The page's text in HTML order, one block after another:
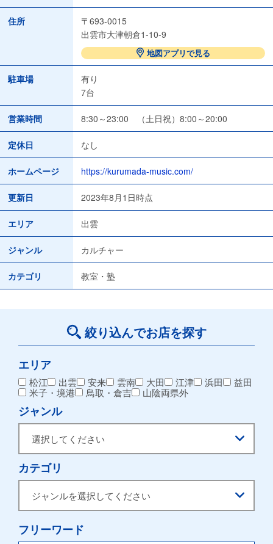
住所
〒693-0015
出雲市大津朝倉1-10-9
地図アプリで見る
駐車場
有り
7台
営業時間 8:30～23:00 （土日祝）8:00～20:00
定休日 なし
ホームページ https://kurumada-music.com/
更新日 2023年8月1日時点
エリア 出雲
ジャンル カルチャー
カテゴリ 教室・塾
絞り込んでお店を探す
エリア
松江 出雲 安来 雲南 大田 江津 浜田
益田
米子・境港
鳥取・倉吉 山陰両県外
ジャンル
カテゴリ
フリーワード